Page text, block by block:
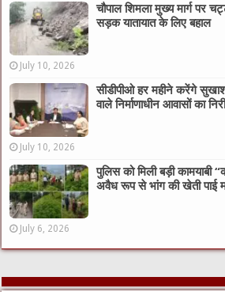
चौपाल शिमला मुख्य मार्ग पर
सड़क यातायात के लिए बहाल
July 10, 2026
सीडीपीओ हर महीने करेंगे
वाले निर्माणाधीन आवासों का
July 10, 2026
पुलिस को मिली बड़ी कामयाबी
अवैध रूप से भांग की खेती पाई
July 6, 2026